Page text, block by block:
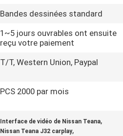
Bandes dessinées standard
1~5 jours ouvrables ont ensuite
reçu votre paiement
T/T, Western Union, Paypal
PCS 2000 par mois
Interface de vidéo de Nissan Teana,
Nissan Teana J32 carplay,